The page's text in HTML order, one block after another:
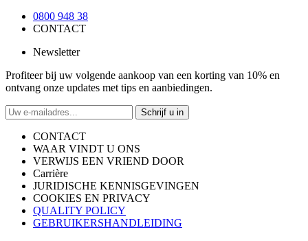
0800 948 38
CONTACT
Newsletter
Profiteer bij uw volgende aankoop van een korting van 10% en
ontvang onze updates met tips en aanbiedingen.
Schrijf u in
CONTACT
WAAR VINDT U ONS
VERWIJS EEN VRIEND DOOR
Carrière
JURIDISCHE KENNISGEVINGEN
COOKIES EN PRIVACY
QUALITY POLICY
GEBRUIKERSHANDLEIDING